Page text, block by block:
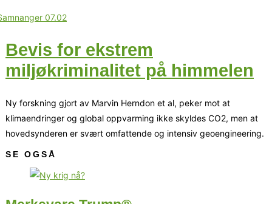
Bevis for ekstrem
miljøkriminalitet på himmelen
Ny forskning gjort av Marvin Herndon et al, peker mot at
klimaendringer og global oppvarming ikke skyldes CO2, men at
hovedsynderen er svært omfattende og intensiv geoengineering.
SE OGSÅ